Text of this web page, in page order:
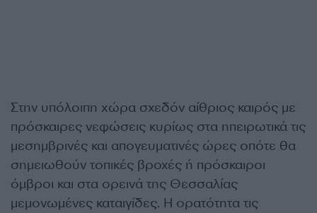
Στην υπόλοιπη χώρα σχεδόν αίθριος καιρός με
πρόσκαιρες νεφώσεις κυρίως στα ηπειρωτικά τις
μεσημβρινές και απογευματινές ώρες οπότε θα
σημειωθούν τοπικές βροχές ή πρόσκαιροι
όμβροι και στα ορεινά της Θεσσαλίας
μεμονωμένες καταιγίδες. Η ορατότητα τις